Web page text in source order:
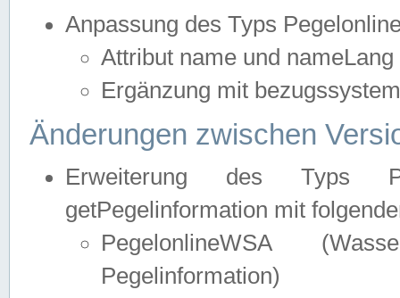
Anpassung des Typs
Attribut name und
Ergänzung mit
Änderungen zwischen
Erweiterung des Typs
getPegelinformation mit
PegelonlineWSA
Pegelinformation)